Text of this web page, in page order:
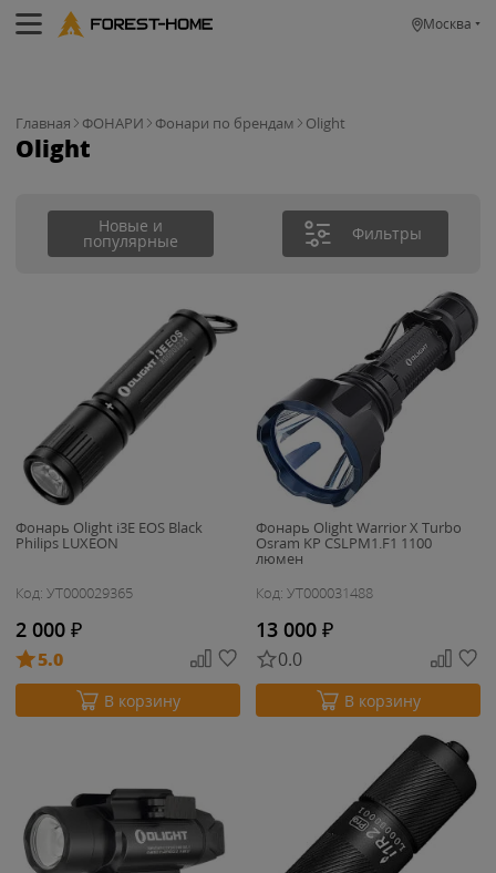
Москва
Главная ФОНАРИ Фонари по брендам Olight
Olight
Новые и
популярные Фильтры
Фонарь Olight i3E EOS Black
Philips LUXEON
Код: УТ000029365
2 000 ₽
5.0
В корзину
Фонарь Olight Warrior X Turbo
Osram KP CSLPM1.F1 1100
люмен
Код: УТ000031488
13 000 ₽
0.0
В корзину